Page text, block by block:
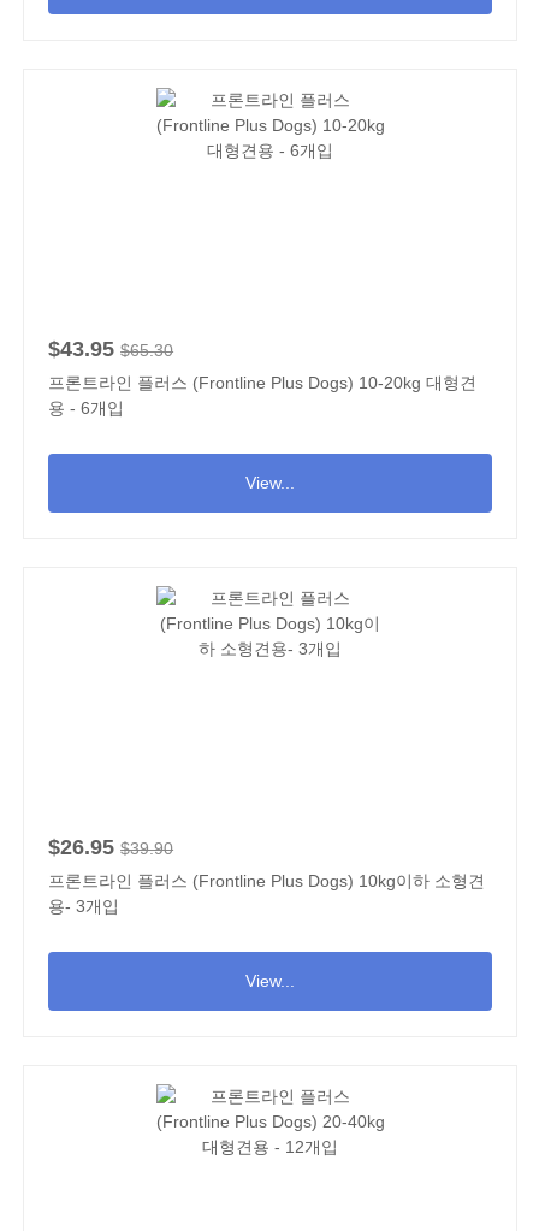
$43.95 $65.30
프론트라인 플러스 (Frontline Plus Dogs) 10-20kg 대형견
용 - 6개입
View...
$26.95 $39.90
프론트라인 플러스 (Frontline Plus Dogs) 10kg이하 소형견
용- 3개입
View...